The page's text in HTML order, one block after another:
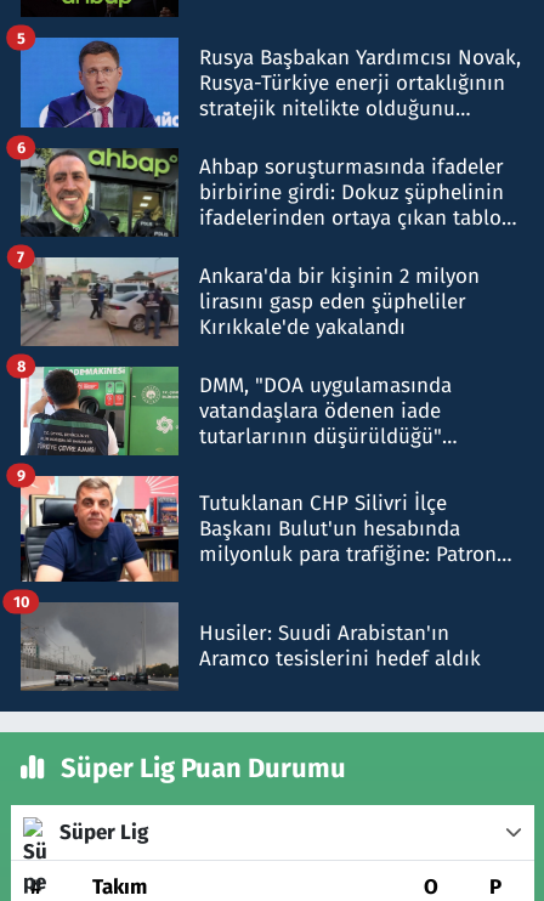
Rusya Başbakan Yardımcısı Novak,
Rusya-Türkiye enerji ortaklığının
stratejik nitelikte olduğunu
5
Ahbap soruşturmasında ifadeler
birbirine girdi: Dokuz şüphelinin
ifadelerinden ortaya çıkan tablo
6
Ankara'da bir kişinin 2 milyon
lirasını gasp eden şüpheliler
Kırıkkale'de yakalandı
7
DMM, "DOA uygulamasında
vatandaşlara ödenen iade
tutarlarının düşürüldüğü"
8
Tutuklanan CHP Silivri İlçe
Başkanı Bulut'un hesabında
milyonluk para trafiğine: Patron
9
Husiler: Suudi Arabistan'ın
Aramco tesislerini hedef aldık
10
Süper Lig Puan Durumu
Süper Lig
# Takım O P